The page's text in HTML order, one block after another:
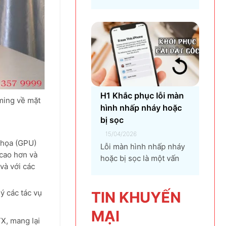
về mặt
(GPU)
hơn và
với các
các tác vụ
mang lại
thủ, nhà thiết kế đồ họa,
đến người dùng văn
phòng. CPU quá nhiệt
không chỉ làm giảm hiệu
suất máy tính, gây ra...
H1 Khắc phục lỗi màn
hình nhấp nháy hoặc
bị sọc
15/04/2026
Lỗi màn hình nhấp nháy
hoặc bị sọc là một vấn
thoại có thể gặp phải.
Tình trạng này không chỉ
gây khó chịu mà còn ảnh
TIN KHUYẾN
MẠI